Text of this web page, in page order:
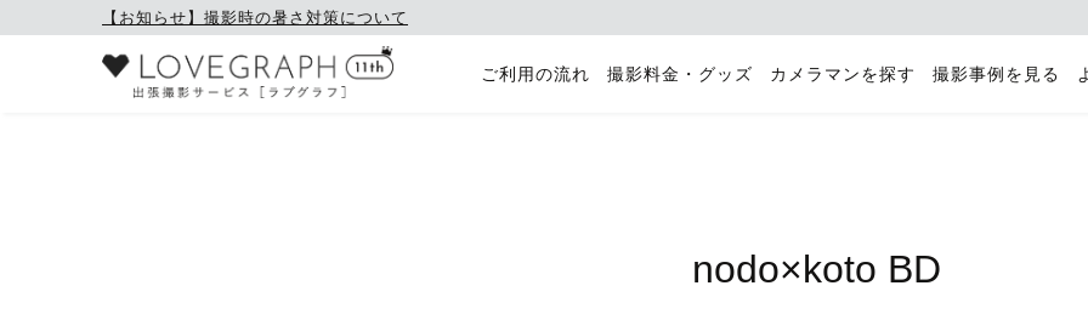
【お知らせ】撮影時の暑さ対策について
ご利用の流れ 撮影料金・グッズ カメラマンを探す 撮影事例を見る
nodo×koto BD